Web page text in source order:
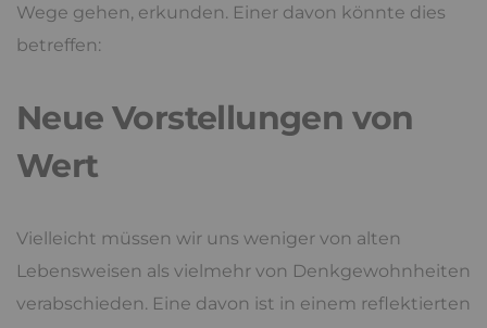
Wege gehen, erkunden. Einer davon könnte dies
betreffen:
Neue Vorstellungen von
Wert
Vielleicht müssen wir uns weniger von alten
Lebensweisen als vielmehr von Denkgewohnheiten
verabschieden. Eine davon ist in einem reflektierten